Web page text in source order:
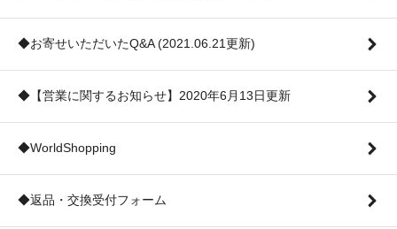
◆お寄せいただいたQ&A (2021.06.21更新)
◆【営業に関するお知らせ】2020年6月13日更新
◆WorldShopping
◆返品・交換受付フォーム